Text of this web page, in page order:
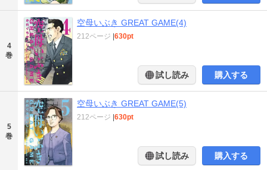
4
巻
空母いぶき GREAT GAME(4)
212ページ 630pt
試し読み 購入する
5
巻
空母いぶき GREAT GAME(5)
212ページ 630pt
試し読み 購入する